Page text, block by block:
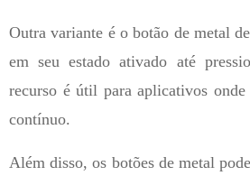
Outra variante é o botão de metal
em seu estado ativado até
recurso é útil para aplicativos
contínuo.
Além disso, os botões de metal